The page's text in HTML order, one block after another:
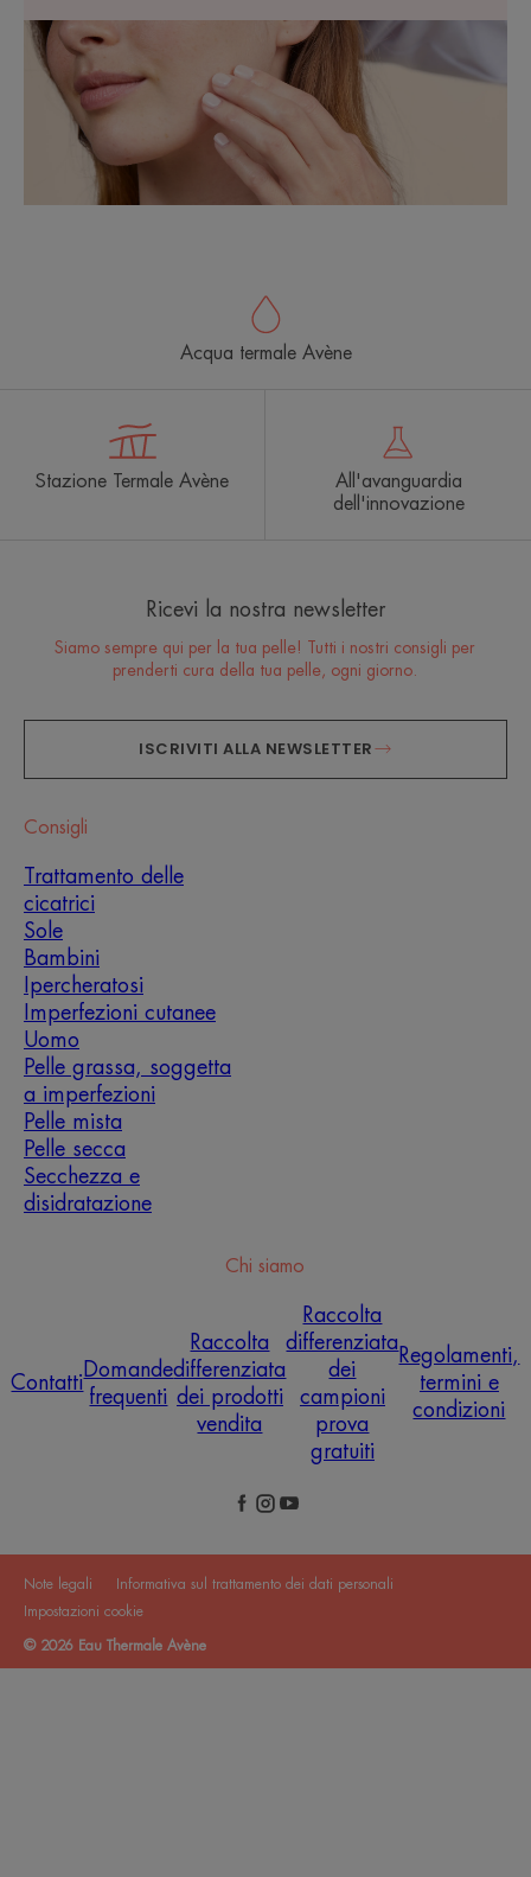
Acqua termale Avène
Stazione Termale Avène
All'avanguardia
dell'innovazione
Ricevi la nostra newsletter
Siamo sempre qui per la tua pelle! Tutti i nostri consigli per
prenderti cura della tua pelle, ogni giorno.
ISCRIVITI ALLA NEWSLETTER
Consigli
Trattamento delle
cicatrici
Sole
Bambini
Ipercheratosi
Imperfezioni cutanee
Uomo
Pelle grassa, soggetta
a imperfezioni
Pelle mista
Pelle secca
Secchezza e
disidratazione
Chi siamo
Contatti
Domande
frequenti
Raccolta
differenziata
dei prodotti
vendita
Raccolta
differenziata
dei
campioni
prova
gratuiti
Regolamenti,
termini e
condizioni
Note legali
Informativa sul trattamento dei dati personali
Impostazioni cookie
© 2026 Eau Thermale Avène